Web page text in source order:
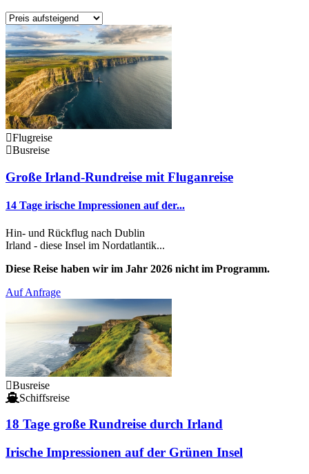
Flugreise
Busreise
Große Irland-Rundreise mit Fluganreise
14 Tage irische Impressionen auf der...
Hin- und Rückflug nach Dublin
Irland - diese Insel im Nordatlantik...
Diese Reise haben wir im Jahr 2026 nicht im Programm.
Auf Anfrage
Busreise
Schiffsreise
18 Tage große Rundreise durch Irland
Irische Impressionen auf der Grünen Insel